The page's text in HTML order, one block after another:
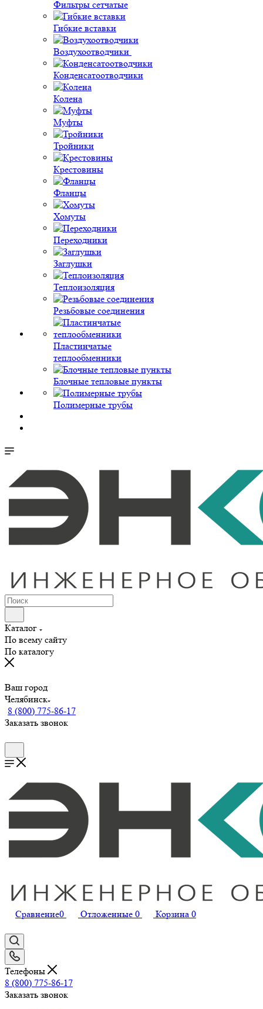
Фильтры сетчатые
Гибкие вставки
Воздухоотводчики
Конденсатоотводчики
Колена
Муфты
Тройники
Крестовины
Фланцы
Хомуты
Переходники
Заглушки
Теплоизоляция
Резьбовые соединения
Пластинчатые
теплообменники
Блочные тепловые пункты
Полимерные трубы
Каталог
По всему сайту
По каталогу
Ваш город
Челябинск
8 (800) 775-86-17
Заказать звонок
Сравнение0 Отложенные 0 Корзина 0
Телефоны
8 (800) 775-86-17
Заказать звонок